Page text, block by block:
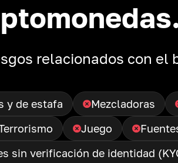
relacionados con el
y de estafa Mezcladoras
Juego
sin verificación de identidad